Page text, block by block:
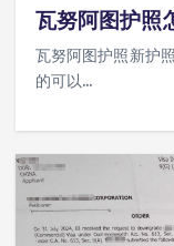
瓦努阿图护照
瓦努阿图护照新护
的可以…